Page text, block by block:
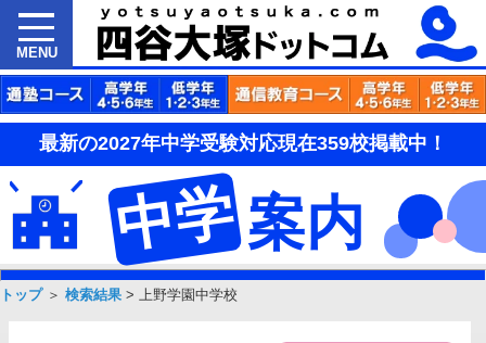
MENU
最新の2027年中学受験対応現在359校掲載中！
中学案内
トップ＞ 検索結果 > 上野学園中学校